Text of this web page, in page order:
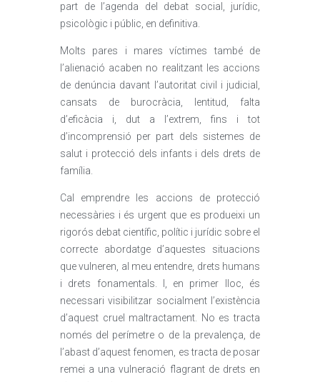
part de l’agenda del debat social, jurídic,
psicològic i públic, en definitiva.
Molts pares i mares víctimes també de
l’alienació acaben no realitzant les accions
de denúncia davant l’autoritat civil i judicial,
cansats de burocràcia, lentitud, falta
d’eficàcia i, dut a l’extrem, fins i tot
d’incomprensió per part dels sistemes de
salut i protecció dels infants i dels drets de
família.
Cal emprendre les accions de protecció
necessàries i és urgent que es produeixi un
rigorós debat científic, polític i jurídic sobre el
correcte abordatge d’aquestes situacions
que vulneren, al meu entendre, drets humans
i drets fonamentals. I, en primer lloc, és
necessari visibilitzar socialment l’existència
d’aquest cruel maltractament. No es tracta
només del perímetre o de la prevalença, de
l’abast d’aquest fenomen, es tracta de posar
remei a una vulneració flagrant de drets en